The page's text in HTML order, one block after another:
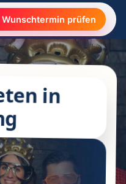
Wunschtermin prüfen
in